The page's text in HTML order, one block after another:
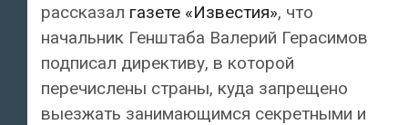
рассказал газете «Известия», что
начальник Генштаба Валерий Герасимов
подписал директиву, в которой
перечислены страны, куда запрещено
выезжать занимающимся секретными и